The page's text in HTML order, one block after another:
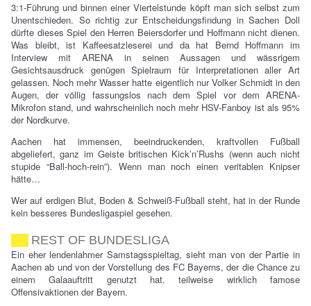
3:1-Führung und binnen einer Viertelstunde köpft man sich selbst zum
Unentschieden. So richtig zur Entscheidungsfindung in Sachen Doll
dürfte dieses Spiel den Herren Beiersdorfer und Hoffmann nicht dienen.
Was bleibt, ist Kaffeesatzleserei und da hat Bernd Hoffmann im
Interview mit ARENA in seinen Aussagen und wässrigem
Gesichtsausdruck genügen Spielraum für Interpretationen aller Art
gelassen. Noch mehr Wasser hatte eigentlich nur Volker Schmidt in den
Augen, der völlig fassungslos nach dem Spiel vor dem ARENA-
Mikrofon stand, und wahrscheinlich noch mehr HSV-Fanboy ist als 95%
der Nordkurve.
Aachen hat immensen, beeindruckenden, kraftvollen Fußball
abgeliefert, ganz im Geiste britischen Kick’n’Rushs (wenn auch nicht
stupide “Ball-hoch-rein”). Wenn man noch einen veritablen Knipser
hätte…
Wer auf erdigen Blut, Boden & Schweiß-Fußball steht, hat in der Runde
kein besseres Bundesligaspiel gesehen.
REST OF BUNDESLIGA
Ein eher lendenlahmer Samstagsspieltag, sieht man von der Partie in
Aachen ab und von der Vorstellung des FC Bayerns, der die Chance zu
einem Galaauftritt genutzt hat. teilweise wirklich famose
Offensivaktionen der Bayern.